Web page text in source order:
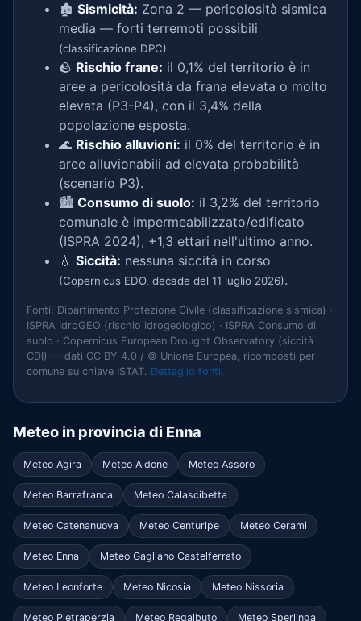
🏚️ Sismicità: Zona 2 — pericolosità sismica
media — forti terremoti possibili
(classificazione DPC)
🪨 Rischio frane: il 0,1% del territorio è in
aree a pericolosità da frana elevata o molto
elevata (P3-P4), con il 3,4% della
popolazione esposta.
🌊 Rischio alluvioni: il 0% del territorio è in
aree alluvionabili ad elevata probabilità
(scenario P3).
🏙️ Consumo di suolo: il 3,2% del territorio
comunale è impermeabilizzato/edificato
(ISPRA 2024), +1,3 ettari nell'ultimo anno.
💧 Siccità: nessuna siccità in corso
(Copernicus EDO, decade del 11 luglio 2026).
Fonti: Dipartimento Protezione Civile (classificazione sismica) ·
ISPRA IdroGEO (rischio idrogeologico) · ISPRA Consumo di
suolo · Copernicus European Drought Observatory (siccità
CDI) — dati CC BY 4.0 / © Unione Europea, ricomposti per
comune su chiave ISTAT. Dettaglio fonti.
Meteo in provincia di Enna
Meteo Agira Meteo Aidone Meteo Assoro
Meteo Barrafranca Meteo Calascibetta
Meteo Catenanuova Meteo Centuripe Meteo Cerami
Meteo Enna Meteo Gagliano Castelferrato
Meteo Leonforte Meteo Nicosia Meteo Nissoria
Meteo Pietraperzia Meteo Regalbuto Meteo Sperlinga